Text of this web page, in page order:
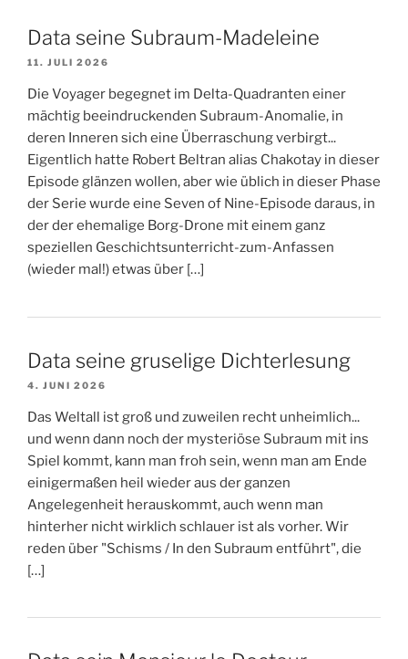
Data seine Subraum-Madeleine
11. JULI 2026
Die Voyager begegnet im Delta-Quadranten einer
mächtig beeindruckenden Subraum-Anomalie, in
deren Inneren sich eine Überraschung verbirgt...
Eigentlich hatte Robert Beltran alias Chakotay in dieser
Episode glänzen wollen, aber wie üblich in dieser Phase
der Serie wurde eine Seven of Nine-Episode daraus, in
der der ehemalige Borg-Drone mit einem ganz
speziellen Geschichtsunterricht-zum-Anfassen
(wieder mal!) etwas über […]
Data seine gruselige Dichterlesung
4. JUNI 2026
Das Weltall ist groß und zuweilen recht unheimlich...
und wenn dann noch der mysteriöse Subraum mit ins
Spiel kommt, kann man froh sein, wenn man am Ende
einigermaßen heil wieder aus der ganzen
Angelegenheit herauskommt, auch wenn man
hinterher nicht wirklich schlauer ist als vorher. Wir
reden über "Schisms / In den Subraum entführt", die
[…]